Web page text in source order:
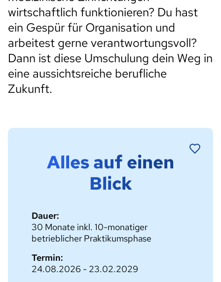
wirtschaftlich funktionieren? Du hast
ein Gespür für Organisation und
arbeitest gerne verantwortungsvoll?
Dann ist diese Umschulung dein Weg in
eine aussichtsreiche berufliche
Zukunft.
Alles auf einen
Blick
Dauer:
30 Monate inkl. 10-monatiger
betrieblicher Praktikumsphase
Termin:
24.08.2026 - 23.02.2029